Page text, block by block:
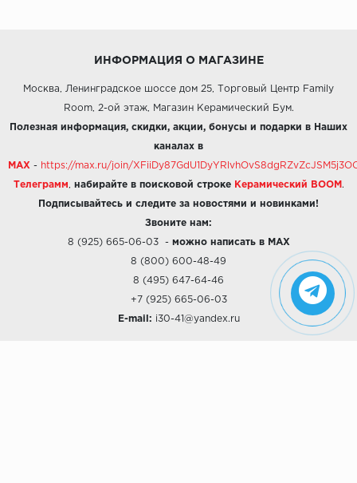
ИНФОРМАЦИЯ О МАГАЗИНЕ
Москва, Ленинградское шоссе дом 25, Торговый Центр Family
Room, 2-ой этаж, Магазин Керамический Бум.
Полезная информация, скидки, акции, бонусы и подарки в Наших
каналах в
MAX - https://max.ru/join/
Телеграмм набирайте в поисковой строке Керамический BOOM .
Подписывайтесь и следите за новостями и новинками!
Звоните нам:
8 (925) 665-06-03- можно написать в MAX
8 (800) 600-48-49
8 (495) 647-64-46
+7 (925) 665-06-03
E-mail: i30-41@yandex.ru